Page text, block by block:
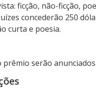
ficção, não-ficção,
concederão 250
curta e poesia.
serão anunciados